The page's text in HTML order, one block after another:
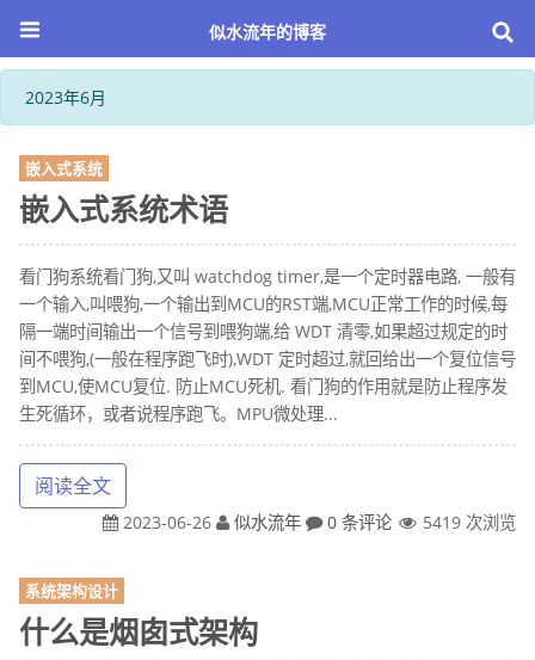
似水流年的博客
2023年6月
嵌入式系统
嵌入式系统术语
看门狗系统看门狗,又叫 watchdog timer,是一个定时器电路, 一般有
一个输入,叫喂狗,一个输出到MCU的RST端,MCU正常工作的时候,每
隔一端时间输出一个信号到喂狗端,给 WDT 清零,如果超过规定的时
间不喂狗,(一般在程序跑飞时),WDT 定时超过,就回给出一个复位信号
到MCU,使MCU复位. 防止MCU死机. 看门狗的作用就是防止程序发
生死循环，或者说程序跑飞。MPU微处理...
阅读全文
2023-06-26 似水流年 0 条评论 5419 次浏览
系统架构设计
什么是烟囱式架构